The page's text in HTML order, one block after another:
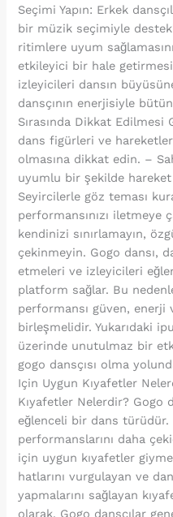
Seçimi Yapın: Erkek
bir müzik seçimiyle
ritimlere uyum
etkileyici bir hale
izleyicileri dansın
dansçının enerjisiyle
Sırasında Dikkat
dans figürleri ve
olmasına dikkat edin. –
uyumlu bir şekilde
Seyircilerle göz teması
performansınızı iletmeye
kendinizi sınırlamayın,
çekinmeyin. Gogo dansı,
etmeleri ve izleyicileri
platform sağlar. Bu
performansı güven,
birleşmelidir. Yukarıdaki
üzerinde unutulmaz bir
gogo dansçısı olma
Için Uygun Kıyafetler
Kıyafetler Nelerdir? Gogo
eğlenceli bir dans türüdür.
performanslarını daha
için uygun kıyafetler
hatlarını vurgulayan ve
yapmalarını sağlayan
olarak, Gogo dansçılar